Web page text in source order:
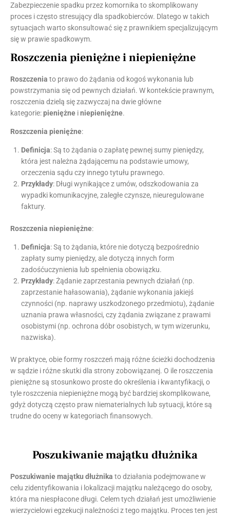
Zabezpieczenie spadku przez komornika to skomplikowany
proces i często stresujący dla spadkobierców. Dlatego w takich
sytuacjach warto skonsultować się z prawnikiem specjalizującym
się w prawie spadkowym.
Roszczenia pieniężne i niepieniężne
Roszczenia to prawo do żądania od kogoś wykonania lub
powstrzymania się od pewnych działań. W kontekście prawnym,
roszczenia dzielą się zazwyczaj na dwie główne
kategorie:pieniężne iniepieniężne.
Roszczenia pieniężne:
Definicja: Są to żądania o zapłatę pewnej sumy pieniędzy,
która jest należna żądającemu na podstawie umowy,
orzeczenia sądu czy innego tytułu prawnego.
Przykłady: Długi wynikające z umów, odszkodowania za
wypadki komunikacyjne, zaległe czynsze, nieuregulowane
faktury.
Roszczenia niepieniężne:
Definicja: Są to żądania, które nie dotyczą bezpośrednio
zapłaty sumy pieniędzy, ale dotyczą innych form
zadośćuczynienia lub spełnienia obowiązku.
Przykłady: Żądanie zaprzestania pewnych działań (np.
zaprzestanie hałasowania), żądanie wykonania jakiejś
czynności (np. naprawy uszkodzonego przedmiotu), żądanie
uznania prawa własności, czy żądania związane z prawami
osobistymi (np. ochrona dóbr osobistych, w tym wizerunku,
nazwiska).
W praktyce, obie formy roszczeń mają różne ścieżki dochodzenia
w sądzie i różne skutki dla strony zobowiązanej. O ile roszczenia
pieniężne są stosunkowo proste do określenia i kwantyfikacji, o
tyle roszczenia niepieniężne mogą być bardziej skomplikowane,
gdyż dotyczą często praw niematerialnych lub sytuacji, które są
trudne do oceny w kategoriach finansowych.
Poszukiwanie majątku dłużnika
Poszukiwanie majątku dłużnika to działania podejmowane w
celu zidentyfikowania i lokalizacji majątku należącego do osoby,
która ma niespłacone długi. Celem tych działań jest umożliwienie
wierzycielowi egzekucji należności z tego majątku. Proces ten jest